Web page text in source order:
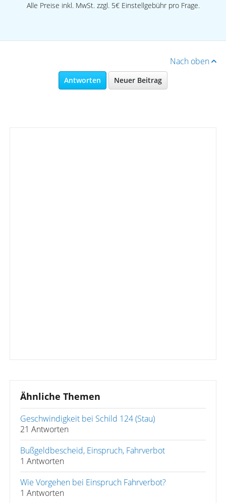
Alle Preise inkl. MwSt. zzgl. 5€ Einstellgebühr pro Frage.
Nach oben
Antworten Neuer Beitrag
Ähnliche Themen
Geschwindigkeit bei Schild 124 (Stau)
21 Antworten
Bußgeldbescheid, Einspruch, Fahrverbot
1 Antworten
Wie Vorgehen bei Einspruch Fahrverbot?
1 Antworten